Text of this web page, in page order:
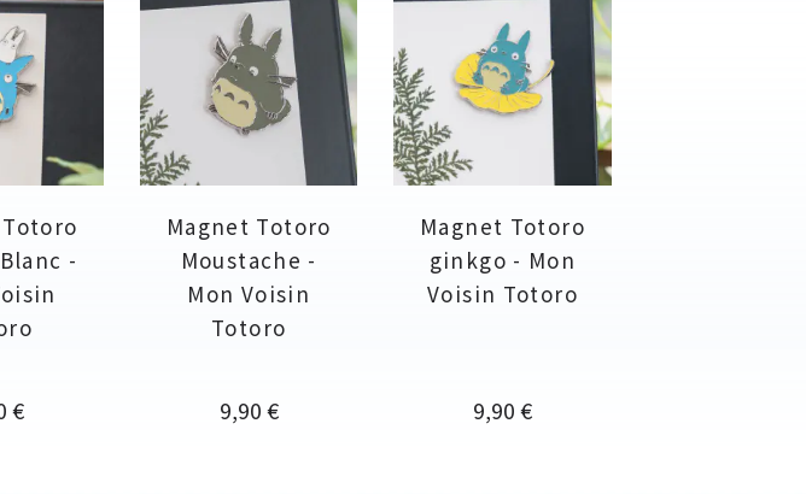
-
€
Magnet Totoro
Moustache -
Mon Voisin
Totoro
Prix
9,90 €
Magnet Totoro
ginkgo - Mon
Voisin Totoro
Prix
9,90 €